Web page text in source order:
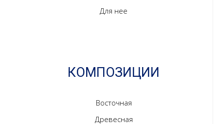
Для нее
КОМПОЗИЦИИ
Восточная
Древесная